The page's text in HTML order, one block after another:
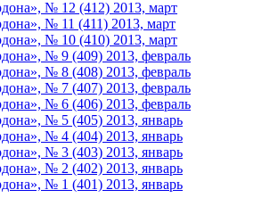
№ 12 (412) 2013, март
№ 11 (411) 2013, март
№ 10 (410) 2013, март
№ 9 (409) 2013, февраль
№ 8 (408) 2013, февраль
№ 7 (407) 2013, февраль
№ 6 (406) 2013, февраль
№ 5 (405) 2013, январь
№ 4 (404) 2013, январь
№ 3 (403) 2013, январь
№ 2 (402) 2013, январь
№ 1 (401) 2013, январь